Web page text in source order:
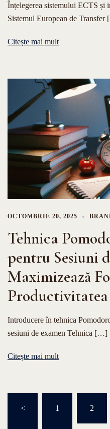
Înțelegerea sistemului ECTS și
Sistemul European de
Citește mai mult
OCTOMBRIE 20, 2025
Tehnica
pentru Sesiuni
Maximizează
Productivitatea
Introducere în tehnica
sesiuni de examen Tehnica […]
Citește mai mult
articole
< 1 2